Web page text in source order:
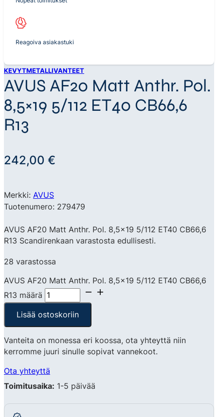
Reagoiva asiakastuki
KEVYTMETALLIVANTEET
AVUS AF20 Matt Anthr. Pol.
8,5×19 5/112 ET40 CB66,6
R13
242,00 €
Merkki: AVUS
Tuotenumero: 279479
AVUS AF20 Matt Anthr. Pol. 8,5×19 5/112 ET40 CB66,6
R13 Scandirenkaan varastosta edullisesti.
28 varastossa
AVUS AF20 Matt Anthr. Pol. 8,5x19 5/112 ET40 CB66,6
R13 määrä
Lisää ostoskoriin
Vanteita on monessa eri koossa, ota yhteyttä niin
kerromme juuri sinulle sopivat vannekoot.
Ota yhteyttä
Toimitusaika: 1-5 päivää